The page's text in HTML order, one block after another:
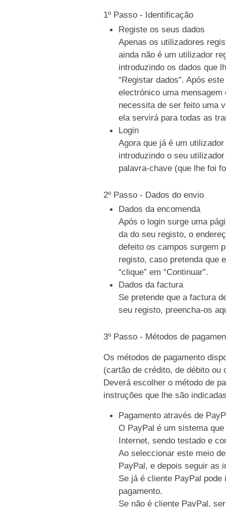
1º Passo - Identificação
Registe os seus dados
Apenas os utilizadores
ainda não é um utilizador
introduzindo os dados que
“Registar dados”. Após
electrónico uma
necessita de ser feito uma
ela servirá para todas as
Login
Agora que já é um
introduzindo o seu
palavra-chave (que lhe foi
2º Passo - Dados do envio
Dados da encomenda
Após o login surge uma
da do seu registo, o
defeito os campos surgem
registo, caso pretenda que
“clique” em “Continuar”.
Dados da factura
Se pretende que a factura
seu registo, preencha-os
3º Passo - Métodos de
Os métodos de pagamento
(cartão de crédito, de débito ou
Deverá escolher o método de
instruções que lhe são
Pagamento através de
O PayPal é um sistema
Internet, sendo testado e
Ao seleccionar este meio
PayPal, e depois seguir as
Se já é cliente PayPal
pagamento.
Se não é cliente PayPal,